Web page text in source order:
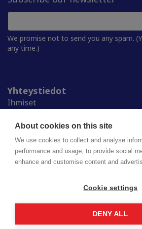
About cookies on this site
We use cookies to collect and analyse
performance and usage, to provide social
enhance and customise content and
Cookie settings
DENY ALL
We promise not to send you any spam.
any time.)
Yhteystiedot
Ihmiset
Ylioppilaskunnat
Alumnille
Suomen ylioppilaskuntien liitto